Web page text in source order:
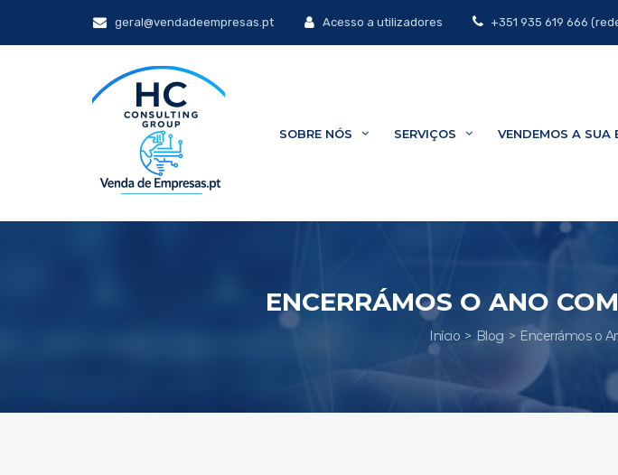
geral@vendadeempresas.pt Acesso a utilizadores +351 935 619 666
SOBRE NÓS SERVIÇOS VENDEMOS A SUA
ENCERRÁMOS O ANO
Início Blog Encerrámos o